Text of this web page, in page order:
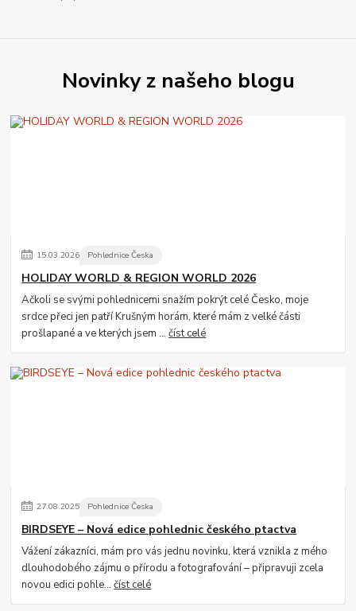
Novinky z našeho blogu
15.03.2026 Pohlednice Česka
HOLIDAY WORLD & REGION WORLD 2026
Ačkoli se svými pohlednicemi snažím pokrýt celé Česko, moje
srdce přeci jen patří Krušným horám, které mám z velké části
prošlapané a ve kterých jsem ...číst celé
27.08.2025 Pohlednice Česka
BIRDSEYE – Nová edice pohlednic českého ptactva
Vážení zákazníci, mám pro vás jednu novinku, která vznikla z mého
dlouhodobého zájmu o přírodu a fotografování – připravuji zcela
novou edici pohle...číst celé